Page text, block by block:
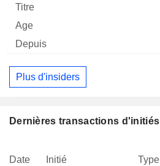
Plus d'insiders
Dernières transactions d'initiés
Date Initié Type